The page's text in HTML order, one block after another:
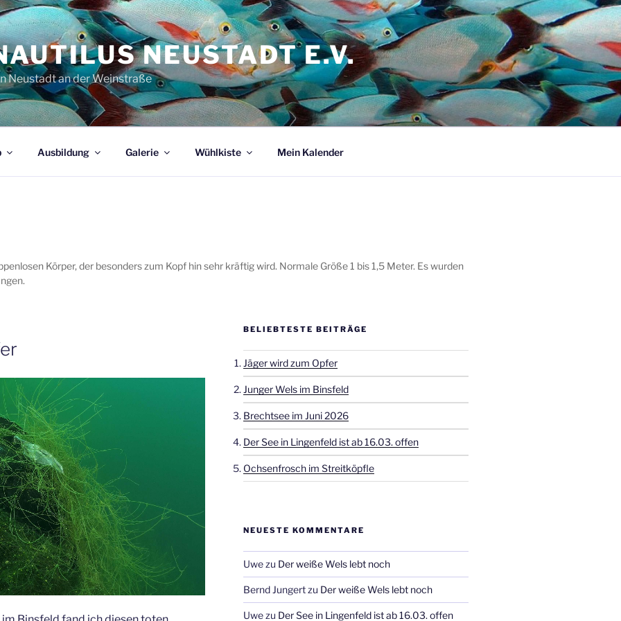
NEUSTADT E.V.
Neustadt an der Weinstraße
Ausbildung Galerie Wühlkiste Mein Kalender
Körper, der besonders zum Kopf hin sehr kräftig wird. Normale Größe 1 bis 1,5 Meter. Es wurden
BELIEBTESTE BEITRÄGE
Jäger wird zum Opfer
Junger Wels im Binsfeld
Brechtsee im Juni 2026
Der See in Lingenfeld ist ab 16.03. offen
Ochsenfrosch im Streitköpfle
NEUESTE KOMMENTARE
Uwezu Der weiße Wels lebt noch
Bernd Jungertzu Der weiße Wels lebt noch
Uwezu Der See in Lingenfeld ist ab 16.03. offen